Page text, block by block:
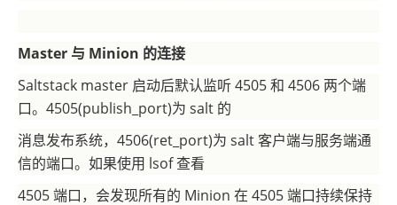
Master 与 Minion 的连接
Saltstack master 启动后默认监听 4505 和 4506 两个端
口。4505(publish_port)为 salt 的
消息发布系统，4506(ret_port)为 salt 客户端与服务端通
信的端口。如果使用 lsof 查看
4505 端口，会发现所有的 Minion 在 4505 端口持续保持